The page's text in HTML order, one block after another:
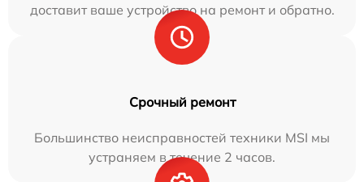
доставит ваше устройство на ремонт и обратно.
Срочный ремонт
Большинство неисправностей техники MSI мы
устраняем в течение 2 часов.